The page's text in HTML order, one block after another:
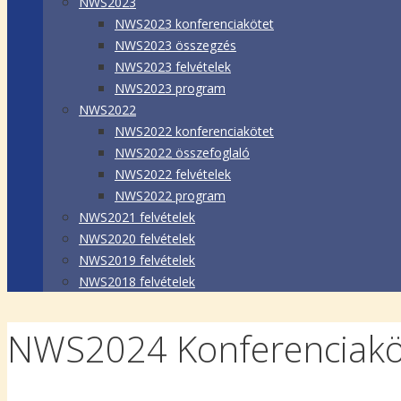
NWS2023 konferenciakötet
NWS2023 összegzés
NWS2023 felvételek
NWS2023 program
NWS2022
NWS2022 konferenciakötet
NWS2022 összefoglaló
NWS2022 felvételek
NWS2022 program
NWS2021 felvételek
NWS2020 felvételek
NWS2019 felvételek
NWS2018 felvételek
NWS2024